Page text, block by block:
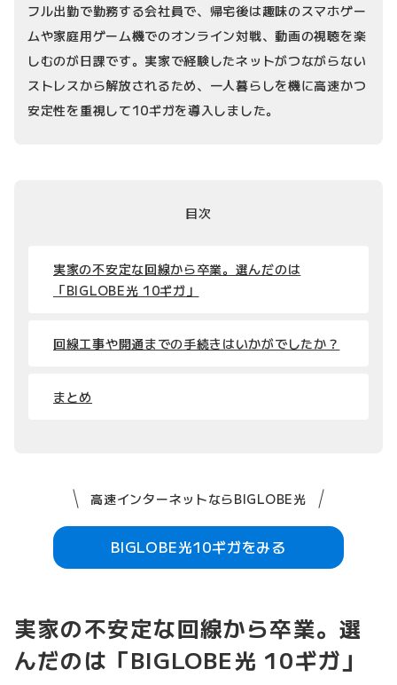
フル出勤で勤務する会社員で、帰宅後は趣味のスマホゲー
ムや家庭用ゲーム機でのオンライン対戦、動画の視聴を楽
しむのが日課です。実家で経験したネットがつながらない
ストレスから解放されるため、一人暮らしを機に高速かつ
安定性を重視して10ギガを導入しました。
目次
実家の不安定な回線から卒業。選んだのは
「BIGLOBE光 10ギガ」
回線工事や開通までの手続きはいかがでしたか？
まとめ
高速インターネットならBIGLOBE光
BIGLOBE光10ギガをみる
実家の不安定な回線から卒業。選
んだのは「BIGLOBE光 10ギガ」